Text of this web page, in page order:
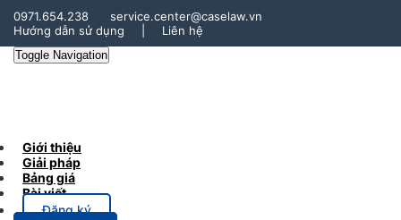
0971.654.238
service.center@caselaw.vn
Hướng dẫn sử dụng
Liên hệ
Toggle Navigation
Giới thiệu
Giải pháp
Bảng giá
Bài viết
Đăng ký